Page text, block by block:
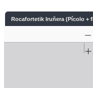
Rocafortetik Iruñera (Pícolo +